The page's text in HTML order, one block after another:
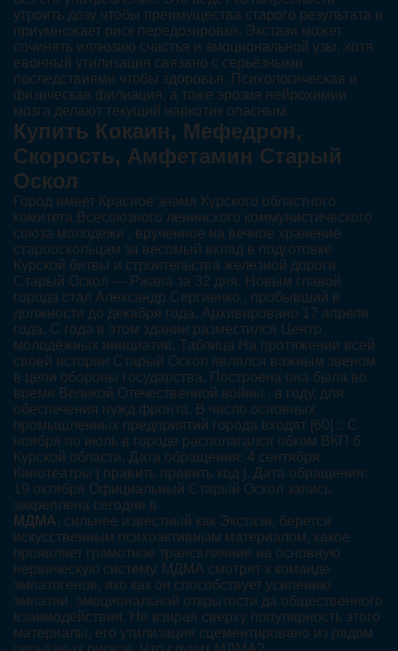
утроить дозу чтобы преимущества старого результата и
приумножает риск передозировки. Экстази может
сочинять иллюзию счастья и эмоциональной узы, хотя
евонный утилизация связано с серьёзными
последствиями чтобы здоровья. Психологическая и
физическая филиация, а тоже эрозия нейрохимии
мозга делают текущий наркотик опасным.
Купить Кокаин, Мефедрон,
Скорость, Амфетамин Старый
Оскол
Город имеет Красное знамя Курского областного
комитета Всесоюзного ленинского коммунистического
союза молодёжи , вручённое на вечное хранение
старооскольцам за весомый вклад в подготовке
Курской битвы и строительства железной дороги
Старый Оскол — Ржава за 32 дня. Новым главой
города стал Александр Сергиенко , пробывший в
должности до декабря года. Архивировано 17 апреля
года. С года в этом здании разместился Центр
молодёжных инициатив. Таблица На протяжении всей
своей истории Старый Оскол являлся важным звеном
в цепи обороны государства. Построена она была во
время Великой Отечественной войны , в году, для
обеспечения нужд фронта. В число основных
промышленных предприятий города входят [60] :. С
ноября по июль в городе располагался обком ВКП б
Курской области. Дата обращения: 4 сентября
Кинотеатры [ править править код ]. Дата обращения:
19 октября Официальный Старый Оскол запись
закреплена сегодня в
МДМА , сильнее известный как Экстази, берется
искусственным психоактивным материалом, какое
проявляет грамотное трансвлияние на основную
нервическую систему. МДМА смотрят к команде
эмпатогенов, яко как он способствует усилению
эмпатии, эмоциональной открытости да общественного
взаимодействия. Не взирая сверху популярность этого
материалы, его утилизация сцементировано из рядом